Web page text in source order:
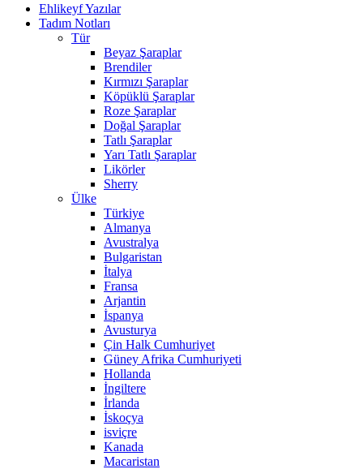
Ehlikeyf Yazılar
Tadım Notları
Tür
Beyaz Şaraplar
Brendiler
Kırmızı Şaraplar
Köpüklü Şaraplar
Roze Şaraplar
Doğal Şaraplar
Tatlı Şaraplar
Yarı Tatlı Şaraplar
Likörler
Sherry
Ülke
Türkiye
Almanya
Avustralya
Bulgaristan
İtalya
Fransa
Arjantin
İspanya
Avusturya
Çin Halk Cumhuriyet
Güney Afrika Cumhuriyeti
Hollanda
İngiltere
İrlanda
İskoçya
isviçre
Kanada
Macaristan